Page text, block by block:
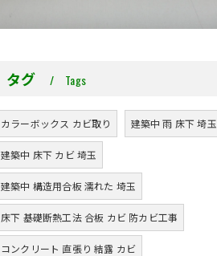
タグ Tags
カラーボックス カビ取り 建築中 雨 床下 埼玉
建築中 床下 カビ 埼玉
建築中 構造用合板 濡れた 埼玉
床下 基礎断熱工法 合板 カビ 防カビ工事
コンクリート 直張り 結露 カビ